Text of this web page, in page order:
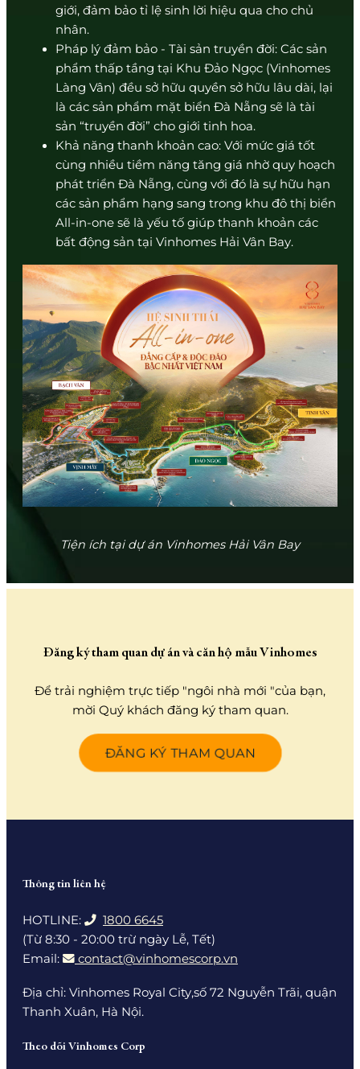
giới, đảm bảo tỉ lệ sinh lời hiệu qua cho chủ
nhân.
Pháp lý đảm bảo - Tài sản truyền đời: Các sản
phẩm thấp tầng tại Khu Đảo Ngọc (Vinhomes
Làng Vân) đều sở hữu quyền sở hữu lâu dài, lại
là các sản phẩm mặt biển Đà Nẵng sẽ là tài
sản “truyền đời” cho giới tinh hoa.
Khả năng thanh khoản cao: Với mức giá tốt
cùng nhiều tiềm năng tăng giá nhờ quy hoạch
phát triển Đà Nẵng, cùng với đó là sự hữu hạn
các sản phẩm hạng sang trong khu đô thị biển
All-in-one sẽ là yếu tố giúp thanh khoản các
bất động sản tại Vinhomes Hải Vân Bay.
Tiện ích tại dự án Vinhomes Hải Vân Bay
Đăng ký tham quan dự án và căn hộ mẫu Vinhomes
Để trải nghiệm trực tiếp "ngôi nhà mới "của bạn,
mời Quý khách đăng ký tham quan.
ĐĂNG KÝ THAM QUAN
Thông tin liên hệ
HOTLINE:
1800 6645
(Từ 8:30 - 20:00 trừ ngày Lễ, Tết)
Email:
contact@vinhomescorp.vn
Địa chỉ: Vinhomes Royal City,số 72 Nguyễn Trãi, quận
Thanh Xuân, Hà Nội.
Theo dõi Vinhomes Corp